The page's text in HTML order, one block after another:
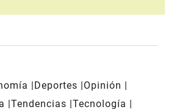
Deportes
Opinión
Tendencias Tecnología